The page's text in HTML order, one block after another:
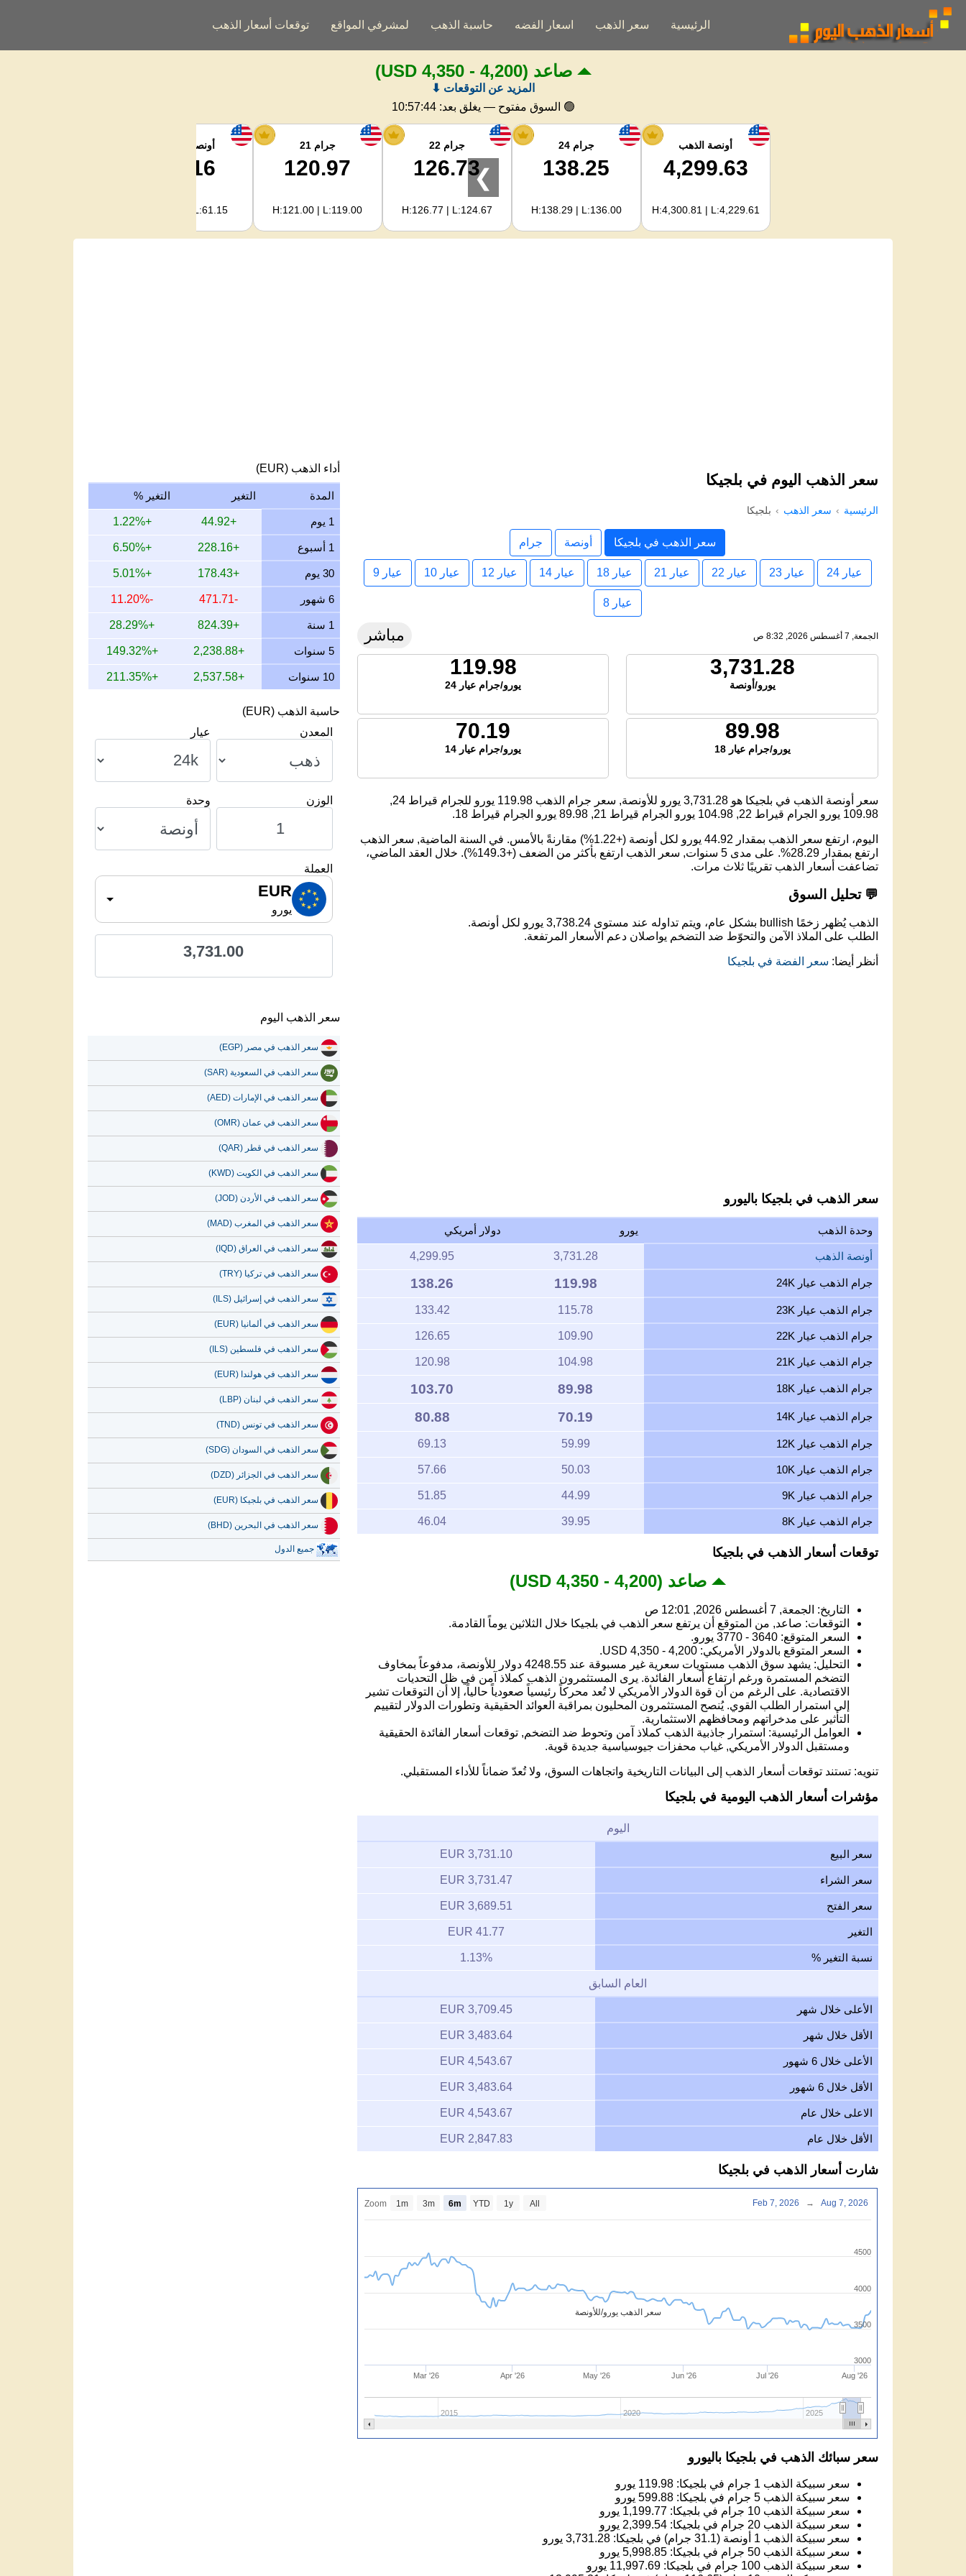
الرئيسية سعر الذهب اسعار الفضه حاسبة الذهب لمشرفي المواقع توقعات أسعار الذهب
صاعد (4,200 - 4,350 USD)
المزيد عن التوقعات ⬇
🟢 السوق مفتوح — يغلق بعد: 10:57:43
أونصة الذهب
4,299.63
H:4,300.81 | L:4,229.61
جرام 24
138.25
H:138.29 | L:136.00
جرام 22
126.73
H:126.77 | L:124.67
جرام 21
120.97
H:121.00 | L:119.00
أونصة الفضة
64.16
H:64.34 | L:61.15
❯
سعر الذهب اليوم في بلجيكا
الرئيسية سعر الذهب بلجيكا
سعر الذهب في بلجيكا أونصة جرام
عيار 24 عيار 23 عيار 22 عيار 21 عيار 18 عيار 14 عيار 12 عيار 10 عيار 9
عيار 8
الجمعة, 7 أغسطس 2026, 8:32 ص مباشر
3,731.28
يورو/أونصة
119.98
يورو/جرام عيار 24
89.98
يورو/جرام عيار 18
70.19
يورو/جرام عيار 14
سعر أونصة الذهب في بلجيكا هو 3,731.28 يورو للأونصة, سعر جرام الذهب 119.98 يورو للجرام قيراط 24,
109.98 يورو الجرام قيراط 22, 104.98 يورو الجرام قيراط 21, 89.98 يورو الجرام قيراط 18.
اليوم، ارتفع سعر الذهب بمقدار 44.92 يورو لكل أونصة (+1.22%) مقارنةً بالأمس. في السنة الماضية, سعر الذهب
ارتفع بمقدار 28.29%. على مدى 5 سنوات, سعر الذهب ارتفع بأكثر من الضعف (+149.3%). خلال العقد الماضي،
تضاعفت أسعار الذهب تقريبًا ثلاث مرات.
💬 تحليل السوق
الذهب يُظهر زخمًا bullish بشكل عام، ويتم تداوله عند مستوى 3,738.24 يورو لكل أونصة.
الطلب على الملاذ الآمن والتحوّط ضد التضخم يواصلان دعم الأسعار المرتفعة.
أنظر أيضا: سعر الفضة في بلجيكا
سعر الذهب في بلجيكا باليورو
وحدة الذهب يورو دولار أمريكي
أونصة الذهب 3,731.28
4,299.95
جرام الذهب عيار 24K 119.98
138.26
جرام الذهب عيار 23K 115.78
133.42
جرام الذهب عيار 22K 109.90
126.65
جرام الذهب عيار 21K 104.98
120.98
جرام الذهب عيار 18K 89.98
103.70
جرام الذهب عيار 14K 70.19
80.88
جرام الذهب عيار 12K 59.99
69.13
جرام الذهب عيار 10K 50.03
57.66
جرام الذهب عيار 9K 44.99
51.85
جرام الذهب عيار 8K 39.95
46.04
توقعات أسعار الذهب في بلجيكا
صاعد (4,200 - 4,350 USD)
التاريخ: الجمعة, 7 أغسطس 2026, 12:01 ص
التوقعات: صاعد, من المتوقع أن يرتفع سعر الذهب في بلجيكا خلال الثلاثين يوماً القادمة.
السعر المتوقع: 3640 - 3770 يورو.
السعر المتوقع بالدولار الأمريكي: 4,200 - 4,350 USD.
التحليل: يشهد سوق الذهب مستويات سعرية غير مسبوقة عند 4248.55 دولار للأونصة، مدفوعاً بمخاوف
التضخم المستمرة ورغم ارتفاع أسعار الفائدة. يرى المستثمرون الذهب كملاذ آمن في ظل التحديات
الاقتصادية. على الرغم من أن قوة الدولار الأمريكي لا تُعد محركاً رئيسياً صعودياً حالياً، إلا أن التوقعات تشير
إلى استمرار الطلب القوي. يُنصح المستثمرون المحليون بمراقبة العوائد الحقيقية وتطورات الدولار لتقييم
التأثير على مدخراتهم ومحافظهم الاستثمارية.
العوامل الرئيسية: استمرار جاذبية الذهب كملاذ آمن وتحوط ضد التضخم, توقعات أسعار الفائدة الحقيقية
ومستقبل الدولار الأمريكي, غياب محفزات جيوسياسية جديدة قوية.
تنويه: تستند توقعات أسعار الذهب إلى البيانات التاريخية واتجاهات السوق، ولا تُعدّ ضماناً للأداء المستقبلي.
مؤشرات أسعار الذهب اليومية في بلجيكا
اليوم
سعر البيع 3,731.10 EUR
سعر الشراء 3,731.47 EUR
سعر الفتح 3,689.51 EUR
التغير 41.77 EUR
نسبة التغير % 1.13%
العام السابق
الأعلى خلال شهر 3,709.45 EUR
الأقل خلال شهر 3,483.64 EUR
الأعلى خلال 6 شهور 4,543.67 EUR
الأقل خلال 6 شهور 3,483.64 EUR
الاعلى خلال عام 4,543.67 EUR
الأقل خلال عام 2,847.83 EUR
شارت أسعار الذهب في بلجيكا
سعر الذهب يورو/للأونصة
Mar '26 Apr '26 May '26 Jun '26 Jul '26 Aug '26
2015 2020 2025
3500
4000
4500
3000
Zoom 1m 3m 6m YTD 1y All Feb 7, 2026 → Aug 7, 2026
سعر سبائك الذهب في بلجيكا باليورو
سعر سبيكة الذهب 1 جرام في بلجيكا: 119.98 يورو
سعر سبيكة الذهب 5 جرام في بلجيكا:
599.88 يورو
سعر سبيكة الذهب 10 جرام في بلجيكا:
1,199.77 يورو
سعر سبيكة الذهب 20 جرام في بلجيكا:
2,399.54 يورو
سعر سبيكة الذهب 1 أونصة (31.1 جرام) في بلجيكا:
3,731.28 يورو
سعر سبيكة الذهب 50 جرام في بلجيكا:
5,998.85 يورو
سعر سبيكة الذهب 100 جرام في بلجيكا:
11,997.69 يورو
أداء الذهب (EUR)
المدة التغير التغير %
1 يوم +44.92
+1.22%
1 أسبوع +228.16
+6.50%
30 يوم +178.43
+5.01%
6 شهور -471.71
-11.20%
1 سنة +824.39
+28.29%
5 سنوات +2,238.88
+149.32%
10 سنوات +2,537.58
+211.35%
حاسبة الذهب (EUR)
المعدن
عيار
الوزن وحدة
العملة
EUR
يورو
3,731.00
سعر الذهب اليوم
سعر الذهب في مصر (EGP)
سعر الذهب في السعودية (SAR)
سعر الذهب في الإمارات (AED)
سعر الذهب في عمان (OMR)
سعر الذهب في قطر (QAR)
سعر الذهب في الكويت (KWD)
سعر الذهب في الأردن (JOD)
سعر الذهب في المغرب (MAD)
سعر الذهب في العراق (IQD)
سعر الذهب في تركيا (TRY)
سعر الذهب في إسرائيل (ILS)
سعر الذهب في ألمانيا (EUR)
سعر الذهب في فلسطين (ILS)
سعر الذهب في هولندا (EUR)
سعر الذهب في لبنان (LBP)
سعر الذهب في تونس (TND)
سعر الذهب في السودان (SDG)
سعر الذهب في الجزائر (DZD)
سعر الذهب في بلجيكا (EUR)
سعر الذهب في البحرين (BHD)
جميع الدول